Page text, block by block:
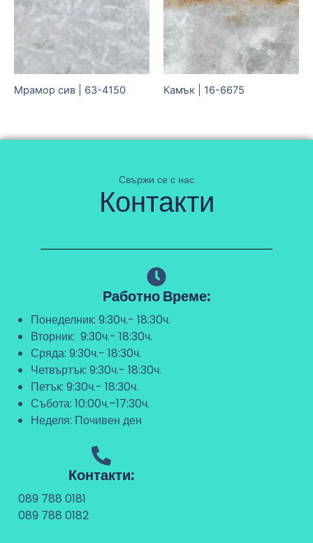
Мрамор сив | 63-4150 Камък | 16-6675
Свържи се с нас
Контакти
Работно Време:
Понеделник: 9:30ч.- 18:30ч.
Вторник: 9:30ч.- 18:30ч.
Сряда: 9:30ч.- 18:30ч.
Четвъртък: 9:30ч.- 18:30ч.
Петък: 9:30ч.- 18:30ч.
Събота: 10:00ч.–17:30ч.
Неделя: Почивен ден
Контакти:
089 788 0181
089 788 0182